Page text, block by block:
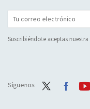
Suscribiéndote aceptas nuestra
Síguenos